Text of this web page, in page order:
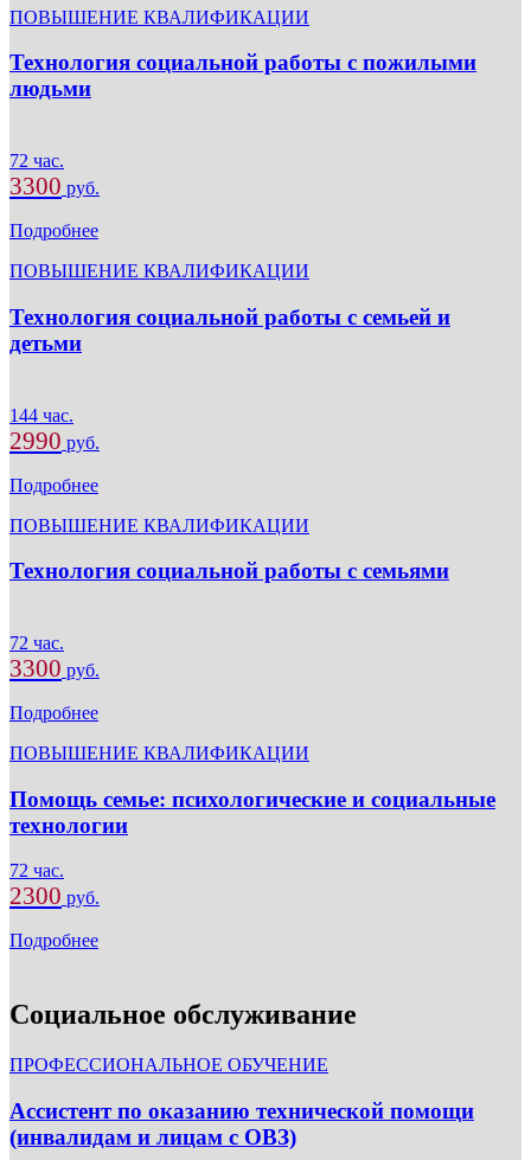
ПОВЫШЕНИЕ КВАЛИФИКАЦИИ
Технология социальной работы с пожилыми
людьми
72 час.
3300 руб.
Подробнее
ПОВЫШЕНИЕ КВАЛИФИКАЦИИ
Технология социальной работы с семьей и
детьми
144 час.
2990 руб.
Подробнее
ПОВЫШЕНИЕ КВАЛИФИКАЦИИ
Технология социальной работы с семьями
72 час.
3300 руб.
Подробнее
ПОВЫШЕНИЕ КВАЛИФИКАЦИИ
Помощь семье: психологические и социальные
технологии
72 час.
2300 руб.
Подробнее
Социальное обслуживание
ПРОФЕССИОНАЛЬНОЕ ОБУЧЕНИЕ
Ассистент по оказанию технической помощи
(инвалидам и лицам с ОВЗ)